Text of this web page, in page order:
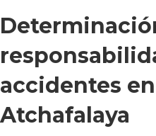
accidentes
Atchafalaya